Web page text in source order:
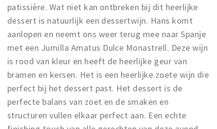
patissière. Wat niet kan ontbreken bij dit heerlijke
dessert is natuurlijk een dessertwijn. Hans komt
aanlopen en neemt ons weer terug mee naar Spanje
met een Jumilla Amatus Dulce Monastrell. Deze wijn
is rood van kleur en heeft de heerlijke geur van
bramen en kersen. Het is een heerlijke zoete wijn die
perfect bij het dessert past. Het dessert is de
perfecte balans van zoet en de smaken en
structuren vullen elkaar perfect aan. Een echte